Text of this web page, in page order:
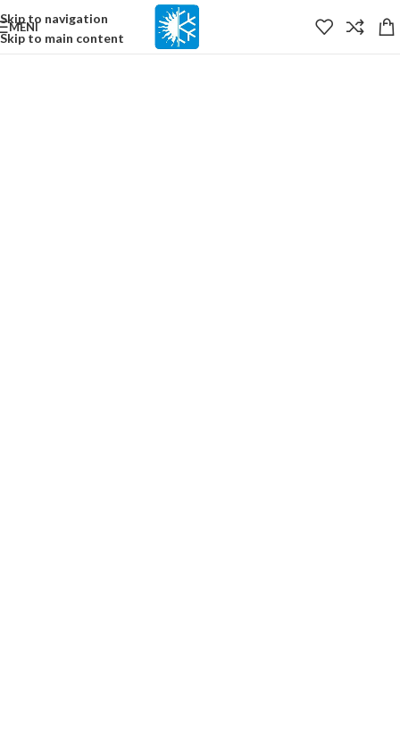
Skip to navigation
Skip to main content
MENI